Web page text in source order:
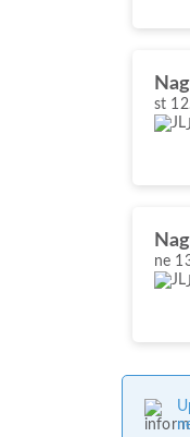
st
ne